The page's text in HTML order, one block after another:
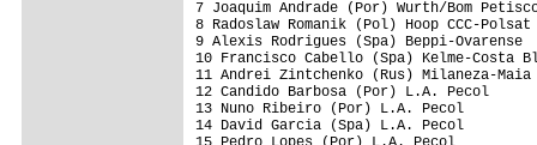
7 Joaquim Andrade (Por) Wurth/Bom
8 Radoslaw Romanik (Pol)
9 Alexis Rodrigues (Spa) Beppi-
10 Francisco Cabello (Spa) Kelme-
11 Andrei Zintchenko (Rus)
12 Candido Barbosa (Por) L.A.
13 Nuno Ribeiro (Por) L.A. Pecol
14 David Garcia (Spa) L.A. Pecol